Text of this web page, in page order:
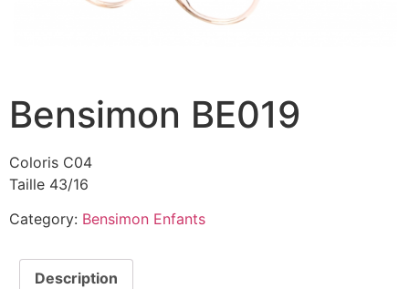
Bensimon BE019
Coloris C04
Taille 43/16
Category: Bensimon Enfants
Description